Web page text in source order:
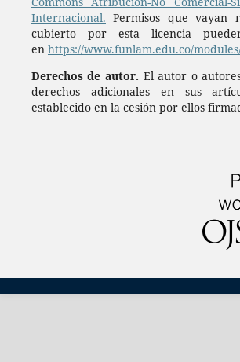
Internacional. Permisos que vayan
cubierto por esta licencia
en https://www.funlam.edu.co/
Derechos de autor. El autor o
derechos adicionales en sus
establecido en la cesión por ellos